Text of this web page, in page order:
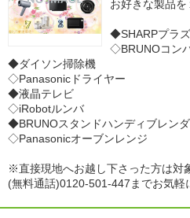
お好きな製品
◆SHARPプラ
◇BRUNOコン
◆ダイソン掃除機
◇Panasonicドライヤー
◆液晶テレビ
◇iRobotルンバ
◆BRUNOスタンドハンディブレン
◇Panasonicオーブンレンジ
※直接現地へお越し下さった方は対
(無料通話)0120-501-447までお気軽